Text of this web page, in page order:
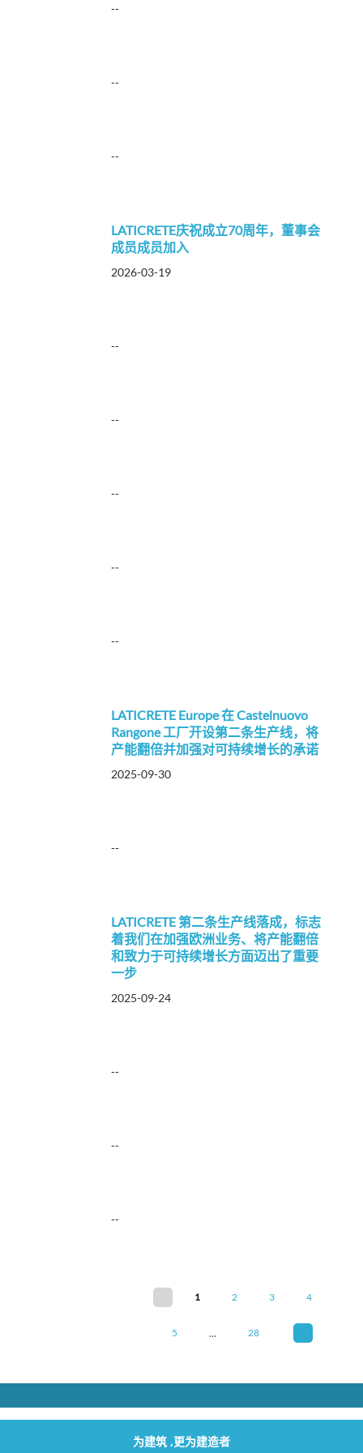
--
--
--
LATICRETE庆祝成立70周年，董事会
成员成员加入
2026-03-19
--
--
--
--
--
LATICRETE Europe 在 Castelnuovo
Rangone 工厂开设第二条生产线，将
产能翻倍并加强对可持续增长的承诺
2025-09-30
--
LATICRETE 第二条生产线落成，标志
着我们在加强欧洲业务、将产能翻倍
和致力于可持续增长方面迈出了重要
一步
2025-09-24
--
--
--
1 2 3 4
5 ... 28
为建筑 ,更为建造者